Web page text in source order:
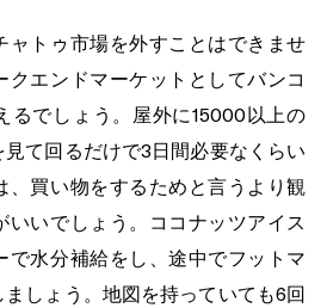
ャトゥ市場を外すことはできませ
クエンドマーケットとしてバンコ
るでしょう。屋外に15000以上の
て回るだけで3日間必要なくらい
、買い物をするためと言うより観
いいでしょう。ココナッツアイス
で水分補給をし、途中でフットマ
しょう。地図を持っていても6回